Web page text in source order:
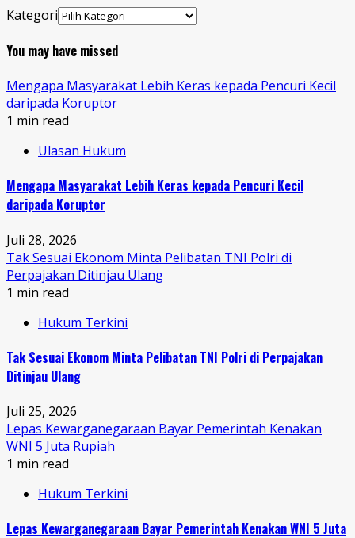
Kategori
You may have missed
Mengapa Masyarakat Lebih Keras kepada Pencuri Kecil
daripada Koruptor
1 min read
Ulasan Hukum
Mengapa Masyarakat Lebih Keras kepada Pencuri Kecil
daripada Koruptor
Juli 28, 2026
Tak Sesuai Ekonom Minta Pelibatan TNI Polri di
Perpajakan Ditinjau Ulang
1 min read
Hukum Terkini
Tak Sesuai Ekonom Minta Pelibatan TNI Polri di Perpajakan
Ditinjau Ulang
Juli 25, 2026
Lepas Kewarganegaraan Bayar Pemerintah Kenakan
WNI 5 Juta Rupiah
1 min read
Hukum Terkini
Lepas Kewarganegaraan Bayar Pemerintah Kenakan WNI 5 Juta